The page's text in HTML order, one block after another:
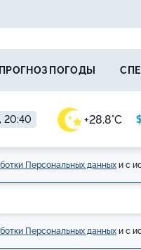
20:40 +28.8°C
ПРОГНОЗ ПОГОДЫ
Персональных данных и с
Персональных данных и с